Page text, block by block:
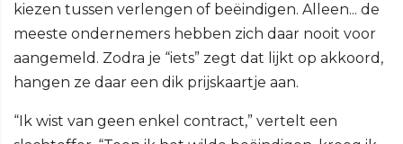
kiezen tussen verlengen of beëindigen. Alleen... de
meeste ondernemers hebben zich daar nooit voor
aangemeld. Zodra je “iets” zegt dat lijkt op akkoord,
hangen ze daar een dik prijskaartje aan.
“Ik wist van geen enkel contract,” vertelt een